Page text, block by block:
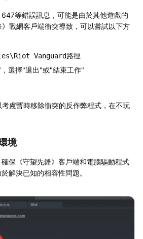
等錯誤訊息，可能是由於其他遊戲的
戰網客戶端衝突導致，可以嘗試以下方
Vanguard路徑
選擇"退出"或"結束工作"
慮暫時移除衝突的反作弊程式，在不玩
境
確保《守望先鋒》客戶端和電腦驅動程式
解決已知的相容性問題。